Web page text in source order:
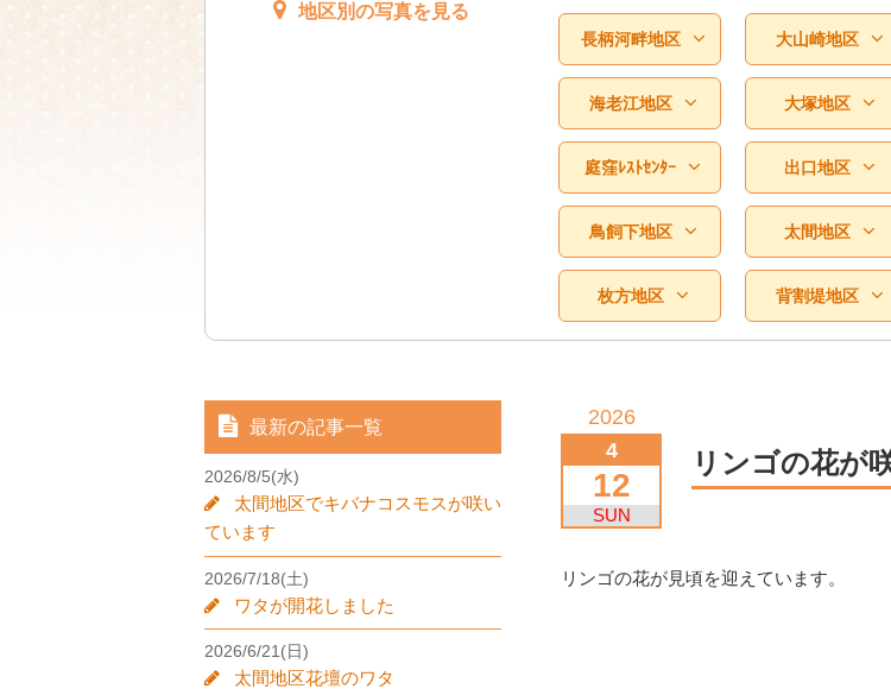
地区別の写真を見る
長柄河畔地区 大山崎地区
海老江地区 大塚地区
庭窪ﾚｽﾄｾﾝﾀｰ 出口地区
鳥飼下地区 太間地区
枚方地区 背割堤地区
最新の記事一覧
2026/8/5(水)
太間地区でキバナコスモスが咲い
ています
2026/7/18(土)
ワタが開花しました
2026/6/21(日)
太間地区花壇のワタ
2026
4
12
SUN
リンゴの花が
リンゴの花が見頃を迎えています。